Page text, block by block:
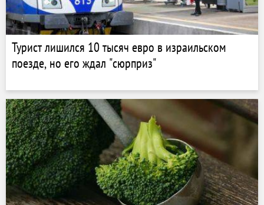
Турист лишился 10 тысяч евро в израильском
поезде, но его ждал "сюрприз"